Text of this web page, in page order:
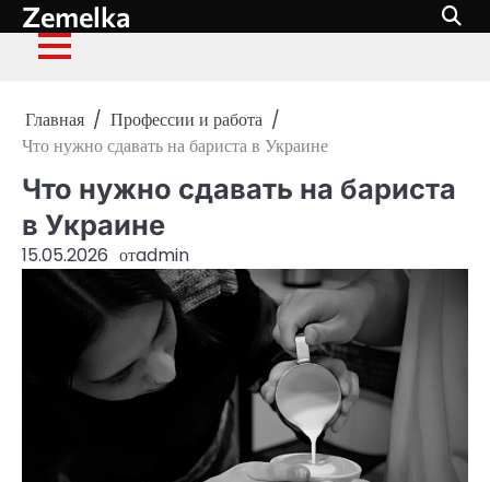
Перейти
к
содержимому
Zemelka
Главная
Профессии и работа
Что нужно сдавать на бариста в Украине
Что нужно сдавать на бариста
в Украине
15.05.2026 отadmin